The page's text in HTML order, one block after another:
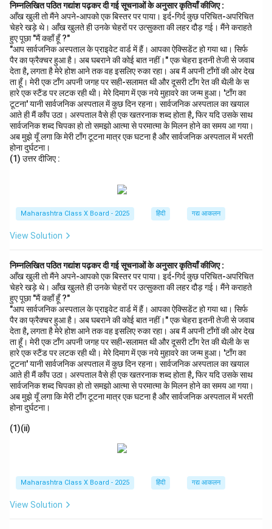
निम्नलिखित पठित गद्यांश पढ़कर दी गई सूचनाओं के अनुसार कृतियाँ कीजिए :
आँख खुली तो मैंने अपने-आपको एक बिस्तर पर पाया। इर्द-गिर्द कुछ परिचित-अपरिचित
चेहरे खड़े थे। आँख खुलते ही उनके चेहरों पर उत्सुकता की लहर दौड़ गई। मैंने कराहते
हुए पूछा "मैं कहाँ हूँ ?"
"आप सार्वजनिक अस्पताल के प्राइवेट वार्ड में हैं। आपका ऐक्सिडेंट हो गया था। सिर्फ
पैर का फ्रैक्चर हुआ है। अब घबराने की कोई बात नहीं।" एक चेहरा इतनी तेजी से जवाब
देता है, लगता है मेरे होश आने तक वह इसलिए रुका रहा। अब मैं अपनी टाँगों की ओर देख
ता हूँ। मेरी एक टाँग अपनी जगह पर सही-सलामत थी और दूसरी टाँग रेत की थैली के स
हारे एक स्टैंड पर लटक रही थी। मेरे दिमाग में एक नये मुहावरे का जन्म हुआ। 'टाँग का
टूटना' यानी सार्वजनिक अस्पताल में कुछ दिन रहना। सार्वजनिक अस्पताल का खयाल
आते ही मैं काँप उठा। अस्पताल वैसे ही एक खतरनाक शब्द होता है, फिर यदि उसके साथ
सार्वजनिक शब्द चिपका हो तो समझो आत्मा से परमात्मा के मिलन होने का समय आ गया।
अब मुझे यूँ लगा कि मेरी टाँग टूटना मात्र एक घटना है और सार्वजनिक अस्पताल में भरती
होना दुर्घटना।
(1) उत्तर दीजिए :
Maharashtra Class X Board - 2025 हिंदी गद्य आकलन
View Solution
निम्नलिखित पठित गद्यांश पढ़कर दी गई सूचनाओं के अनुसार कृतियाँ कीजिए :
आँख खुली तो मैंने अपने-आपको एक बिस्तर पर पाया। इर्द-गिर्द कुछ परिचित-अपरिचित
चेहरे खड़े थे। आँख खुलते ही उनके चेहरों पर उत्सुकता की लहर दौड़ गई। मैंने कराहते
हुए पूछा "मैं कहाँ हूँ ?"
"आप सार्वजनिक अस्पताल के प्राइवेट वार्ड में हैं। आपका ऐक्सिडेंट हो गया था। सिर्फ
पैर का फ्रैक्चर हुआ है। अब घबराने की कोई बात नहीं।" एक चेहरा इतनी तेजी से जवाब
देता है, लगता है मेरे होश आने तक वह इसलिए रुका रहा। अब मैं अपनी टाँगों की ओर देख
ता हूँ। मेरी एक टाँग अपनी जगह पर सही-सलामत थी और दूसरी टाँग रेत की थैली के स
हारे एक स्टैंड पर लटक रही थी। मेरे दिमाग में एक नये मुहावरे का जन्म हुआ। 'टाँग का
टूटना' यानी सार्वजनिक अस्पताल में कुछ दिन रहना। सार्वजनिक अस्पताल का खयाल
आते ही मैं काँप उठा। अस्पताल वैसे ही एक खतरनाक शब्द होता है, फिर यदि उसके साथ
सार्वजनिक शब्द चिपका हो तो समझो आत्मा से परमात्मा के मिलन होने का समय आ गया।
अब मुझे यूँ लगा कि मेरी टाँग टूटना मात्र एक घटना है और सार्वजनिक अस्पताल में भरती
होना दुर्घटना।
(1)(ii)
Maharashtra Class X Board - 2025 हिंदी गद्य आकलन
View Solution